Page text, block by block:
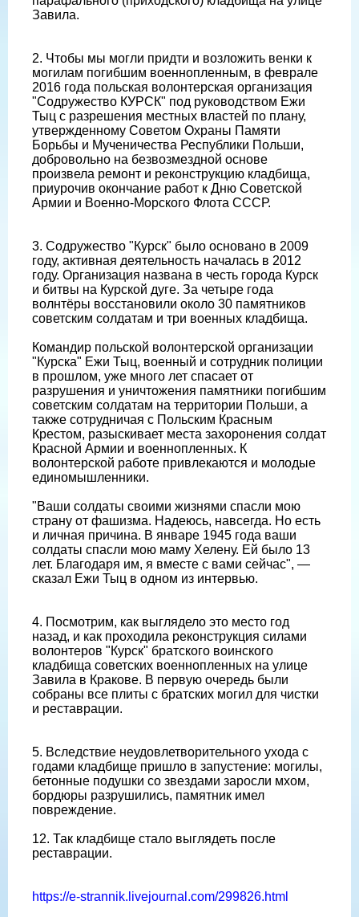
Завила.
2. Чтобы мы могли придти и возложить венки к
могилам погибшим военнопленным, в феврале
2016 года польская волонтерская организация
"Содружество КУРСК" под руководством Ежи
Тыц с разрешения местных властей по плану,
утвержденному Советом Охраны Памяти
Борьбы и Мученичества Республики Польши,
добровольно на безвозмездной основе
произвела ремонт и реконструкцию кладбища,
приурочив окончание работ к Дню Советской
Армии и Военно-Морского Флота СССР.
3. Содружество "Курск" было основано в 2009
году, активная деятельность началась в 2012
году. Организация названа в честь города Курск
и битвы на Курской дуге. За четыре года
волнтёры восстановили около 30 памятников
советским солдатам и три военных кладбища.
Командир польской волонтерской организации
"Курска" Ежи Тыц, военный и сотрудник полиции
в прошлом, уже много лет спасает от
разрушения и уничтожения памятники погибшим
советским солдатам на территории Польши, а
также сотрудничая с Польским Красным
Крестом, разыскивает места захоронения солдат
Красной Армии и военнопленных. К
волонтерской работе привлекаются и молодые
единомышленники.
"Ваши солдаты своими жизнями спасли мою
страну от фашизма. Надеюсь, навсегда. Но есть
и личная причина. В январе 1945 года ваши
солдаты спасли мою маму Хелену. Ей было 13
лет. Благодаря им, я вместе с вами сейчас", —
сказал Ежи Тыц в одном из интервью.
4. Посмотрим, как выглядело это место год
назад, и как проходила реконструкция силами
волонтеров "Курск" братского воинского
кладбища советских военнопленных на улице
Завила в Кракове. В первую очередь были
собраны все плиты с братских могил для чистки
и реставрации.
5. Вследствие неудовлетворительного ухода с
годами кладбище пришло в запустение: могилы,
бетонные подушки со звездами заросли мхом,
бордюры разрушились, памятник имел
повреждение.
12. Так кладбище стало выглядеть после
реставрации.
https://e-strannik.livejournal.com/299826.html